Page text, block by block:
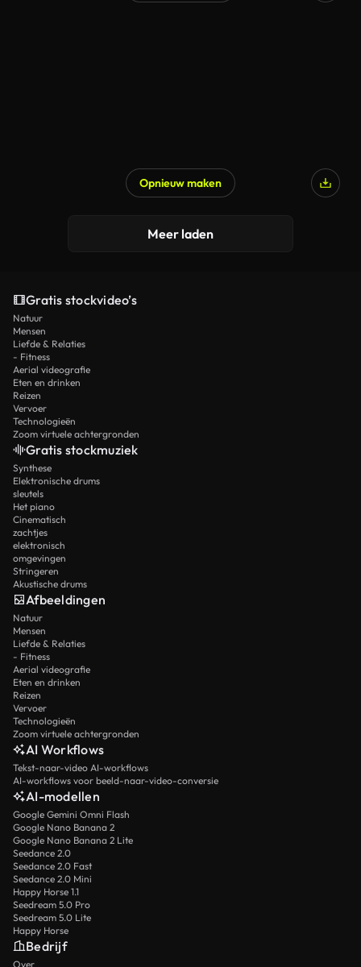
Opnieuw maken
Meer laden
Gratis stockvideo’s
Natuur
Mensen
Liefde & Relaties
- Fitness
Aerial videografie
Eten en drinken
Reizen
Vervoer
Technologieën
Zoom virtuele achtergronden
Gratis stockmuziek
Synthese
Elektronische drums
sleutels
Het piano
Cinematisch
zachtjes
elektronisch
omgevingen
Stringeren
Akustische drums
Afbeeldingen
Natuur
Mensen
Liefde & Relaties
- Fitness
Aerial videografie
Eten en drinken
Reizen
Vervoer
Technologieën
Zoom virtuele achtergronden
AI Workflows
Tekst-naar-video AI-workflows
AI-workflows voor beeld-naar-video-conversie
AI-modellen
Google Gemini Omni Flash
Google Nano Banana 2
Google Nano Banana 2 Lite
Seedance 2.0
Seedance 2.0 Fast
Seedance 2.0 Mini
Happy Horse 1.1
Seedream 5.0 Pro
Seedream 5.0 Lite
Happy Horse
Bedrijf
Over